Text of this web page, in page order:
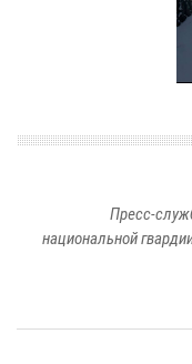
Пресс-
национальной